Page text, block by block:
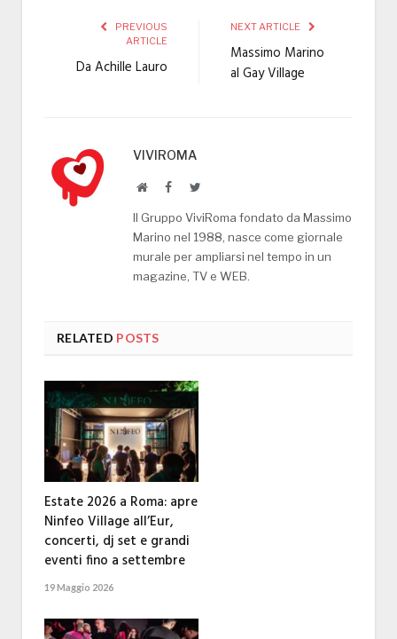
PREVIOUS
ARTICLE
Da Achille Lauro
NEXT ARTICLE
Massimo Marino
al Gay Village
VIVIROMA
WebsiteFacebookTwitter
Il Gruppo ViviRoma fondato da Massimo
Marino nel 1988, nasce come giornale
murale per ampliarsi nel tempo in un
magazine, TV e WEB.
RELATED POSTS
Estate 2026 a Roma: apre
Ninfeo Village all’Eur,
concerti, dj set e grandi
eventi fino a settembre
19 Maggio 2026